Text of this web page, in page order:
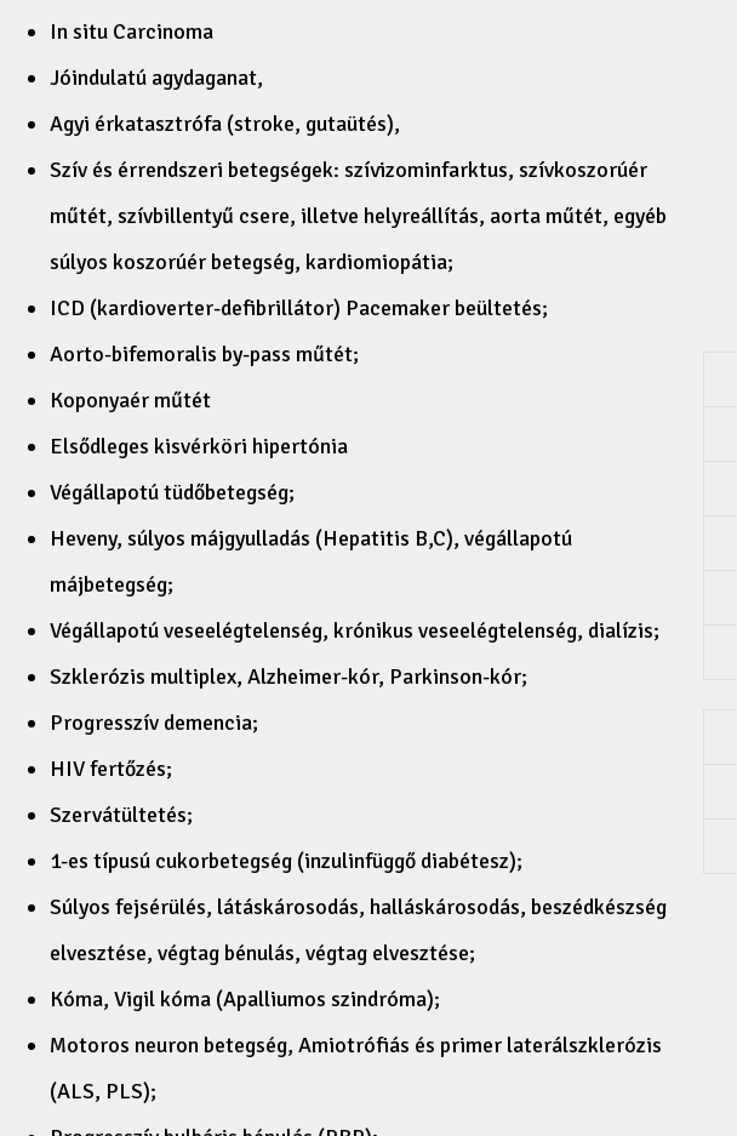
In situ Carcinoma
Jóindulatú agydaganat,
Agyi érkatasztrófa (stroke, gutaütés),
Szív és érrendszeri betegségek: szívizominfarktus, szívkoszorúér
műtét, szívbillentyű csere, illetve helyreállítás, aorta műtét, egyéb
súlyos koszorúér betegség, kardiomiopátia;
ICD (kardioverter-defibrillátor) Pacemaker beültetés;
Aorto-bifemoralis by-pass műtét;
Koponyaér műtét
Elsődleges kisvérköri hipertónia
Végállapotú tüdőbetegség;
Heveny, súlyos májgyulladás (Hepatitis B,C), végállapotú
májbetegség;
Végállapotú veseelégtelenség, krónikus veseelégtelenség, dialízis;
Szklerózis multiplex, Alzheimer-kór, Parkinson-kór;
Progresszív demencia;
HIV fertőzés;
Szervátültetés;
1-es típusú cukorbetegség (inzulinfüggő diabétesz);
Súlyos fejsérülés, látáskárosodás, halláskárosodás, beszédkészség
elvesztése, végtag bénulás, végtag elvesztése;
Kóma, Vigil kóma (Apalliumos szindróma);
Motoros neuron betegség, Amiotrófiás és primer laterálszklerózis
(ALS, PLS);